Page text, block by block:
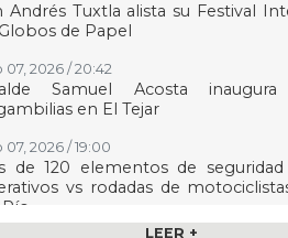
Andrés Tuxtla alista su Festival
de Papel
07, 2026 / 20:42
Samuel Acosta
en El Tejar
07, 2026 / 19:00
de 120 elementos de seguridad
vs rodadas de
LEER +